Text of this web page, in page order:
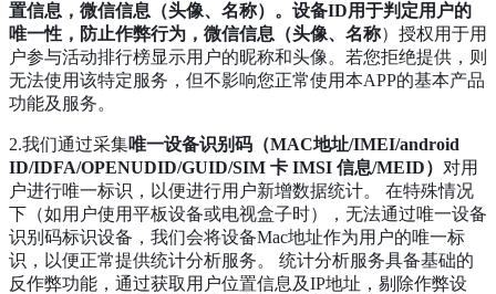
置信息，微信信息（头像、名称）。设备ID用于判定用户的
唯一性，防止作弊行为，微信信息（头像、名称）授权用于用
户参与活动排行榜显示用户的昵称和头像。若您拒绝提供，则
无法使用该特定服务，但不影响您正常使用本APP的基本产品
功能及服务。
2.我们通过采集唯一设备识别码（MAC地址/IMEI/android
ID/IDFA/OPENUDID/GUID/SIM 卡 IMSI 信息/MEID） 对用
户进行唯一标识，以便进行用户新增数据统计。 在特殊情况
下（如用户使用平板设备或电视盒子时），无法通过唯一设备
识别码标识设备，我们会将设备Mac地址作为用户的唯一标
识，以便正常提供统计分析服务。 统计分析服务具备基础的
反作弊功能，通过获取用户位置信息及IP地址，剔除作弊设